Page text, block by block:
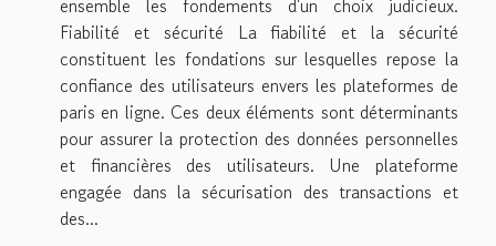
ensemble les fondements d'un choix judicieux.
Fiabilité et sécurité La fiabilité et la sécurité
constituent les fondations sur lesquelles repose la
confiance des utilisateurs envers les plateformes de
paris en ligne. Ces deux éléments sont déterminants
pour assurer la protection des données personnelles
et financières des utilisateurs. Une plateforme
engagée dans la sécurisation des transactions et
des...